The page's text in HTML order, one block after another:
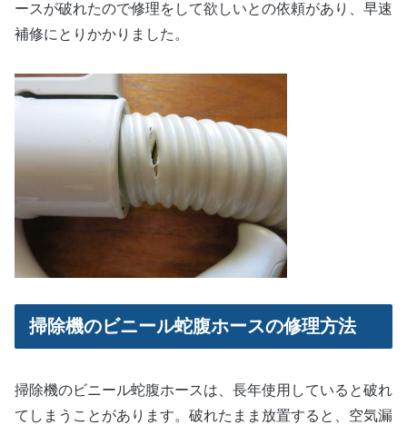
ースが破れたので修理をして欲しいとの依頼があり、早速
補修にとりかかりました。
掃除機のビニール蛇腹ホースの修理方法
掃除機のビニール蛇腹ホースは、長年使用していると破れ
てしまうことがあります。破れたまま放置すると、空気漏